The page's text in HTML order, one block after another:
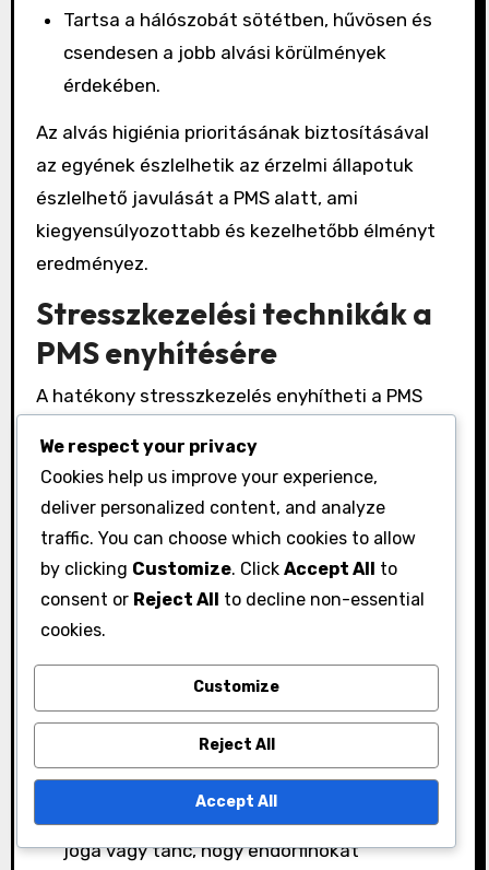
Tartsa a hálószobát sötétben, hűvösen és
csendesen a jobb alvási körülmények
érdekében.
Az alvás higiénia prioritásának biztosításával
az egyének észlelhetik az érzelmi állapotuk
észlelhető javulását a PMS alatt, ami
kiegyensúlyozottabb és kezelhetőbb élményt
eredményez.
Stresszkezelési technikák a
PMS enyhítésére
A hatékony stresszkezelés enyhítheti a PMS
stressz gyakran súlyosbítja a
kellemetlenségeket, ezért elengedhetetlen a
stressz kezelésére irányuló technikák
beépítése. A tudatossági gyakorlatok, a fizikai
aktivitás és az étrendi változtatások mind
Itt van néhány gyakorlati stresszkezelési
technika:
Rendszeres fizikai aktivitás, például séta,
jóga vagy tánc, hogy endorfinokat
We respect your privacy
Cookies help us improve your experience,
deliver personalized content, and analyze
traffic. You can choose which cookies to allow
by clicking Customize. Click Accept All to
consent or Reject All to decline non-essential
cookies.
Customize
Reject All
Accept All